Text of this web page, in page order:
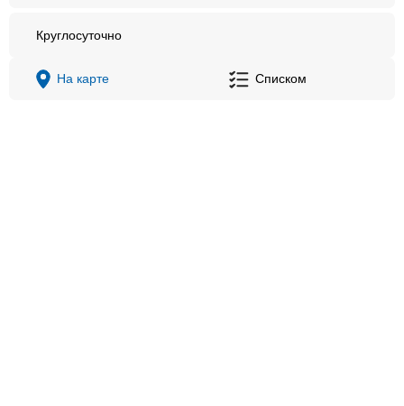
Круглосуточно
На карте Списком